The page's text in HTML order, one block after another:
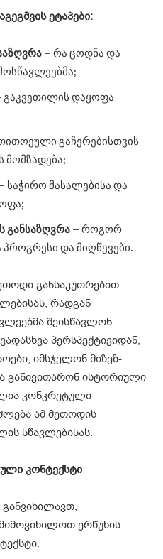
ეტაპები:
– რა ცოდნა და
გაკვეთილის დაყოფა
გაჩერებისთვის
მომზადება;
საჭირო მასალებისა და
განსაზღვრა – როგორ
და მიღწევები.
განსაკუთრებით
რადგან
შეისწავლონ
პერსპექტივიდან,
იმსჯელონ მიზეზ-
განივითარონ ისტორიული
კონკრეტული
ამ მეთოდის
სწავლებისას.
კონტექსტი
ერწუხის